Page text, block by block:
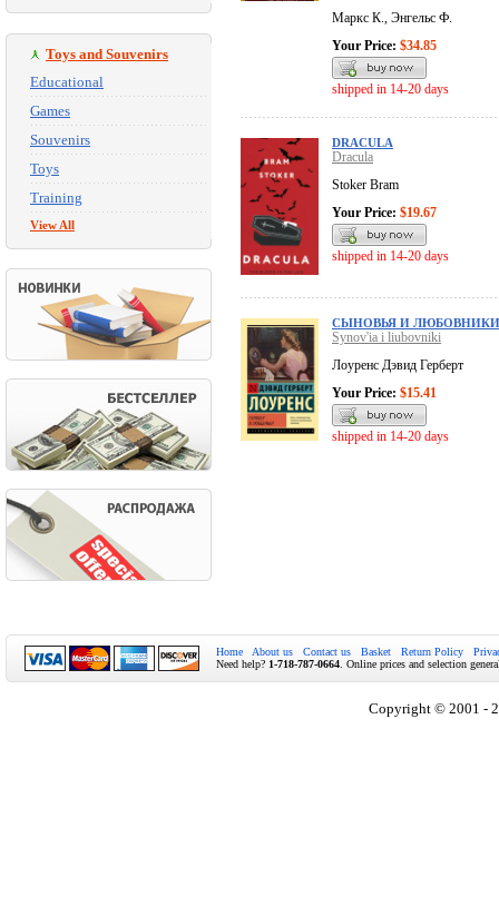
Toys and Souvenirs
Educational
Games
Souvenirs
Toys
Training
View All
Маркс К., Энгельс Ф.
Your Price: $34.85
shipped in 14-20 days
DRACULA
Dracula
Stoker Bram
Your Price: $19.67
shipped in 14-20 days
СЫНОВЬЯ И ЛЮБОВНИКИ
Synov'ia i liubovniki
Лоуренс Дэвид Герберт
Your Price: $15.41
shipped in 14-20 days
Home About us Contact us Basket Return Policy
Need help? 1-718-787-0664 . Online prices and selection
Copyright © 2001 -